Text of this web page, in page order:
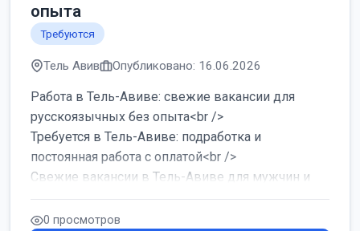
опыта
Требуются
Тель Авив Опубликовано: 16.06.2026
Работа в Тель-Авиве: свежие вакансии для
русскоязычных без опыта<br />
Требуется в Тель-Авиве: подработка и
постоянная работа с оплатой<br />
Свежие вакансии в Тель-Авиве для мужчин и
женщин от хозя...
0 просмотров